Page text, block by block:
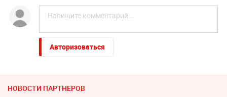
Авторизоваться
НОВОСТИ ПАРТНЕРОВ